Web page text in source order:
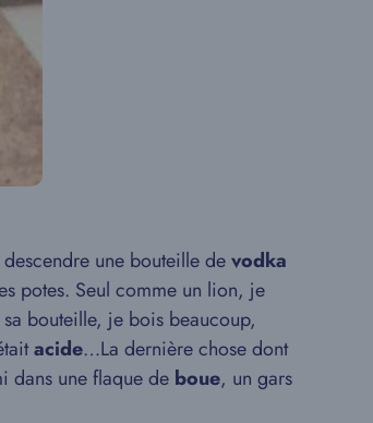
une bouteille devodka
potes. Seul comme un lion, je
bouteille, je bois beaucoup,
acide…La dernière chose dont
dans une flaque de boue, un gars